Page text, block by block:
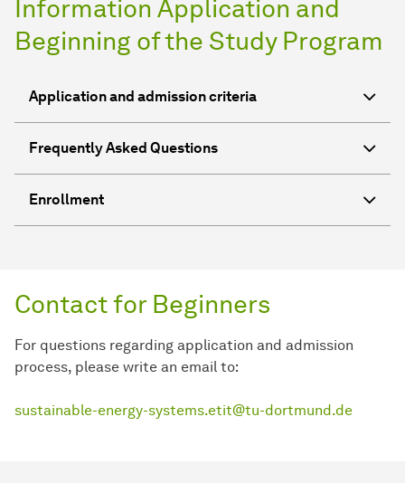
Information Application and
Beginning of the Study Program
Application and admission criteria
Frequently Asked Questions
Enrollment
Contact for Beginners
For questions regarding application and admission
process, please write an email to:
sustainable-energy-systems.etit@tu-dortmund.de